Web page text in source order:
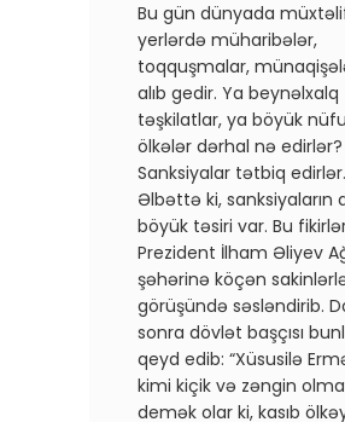
Bu gün dünyada
yerlərdə müharibələr,
toqquşmalar,
alıb gedir. Ya beynəlxalq
təşkilatlar, ya böyük
ölkələr dərhal nə edirlər?
Sanksiyalar tətbiq edirlər.
Əlbəttə ki, sanksiyaların
böyük təsiri var. Bu
Prezident İlham Əliyev
şəhərinə köçən
görüşündə səsləndirib.
sonra dövlət başçısı
qeyd edib: “Xüsusilə
kimi kiçik və zəngin
demək olar ki, kasıb